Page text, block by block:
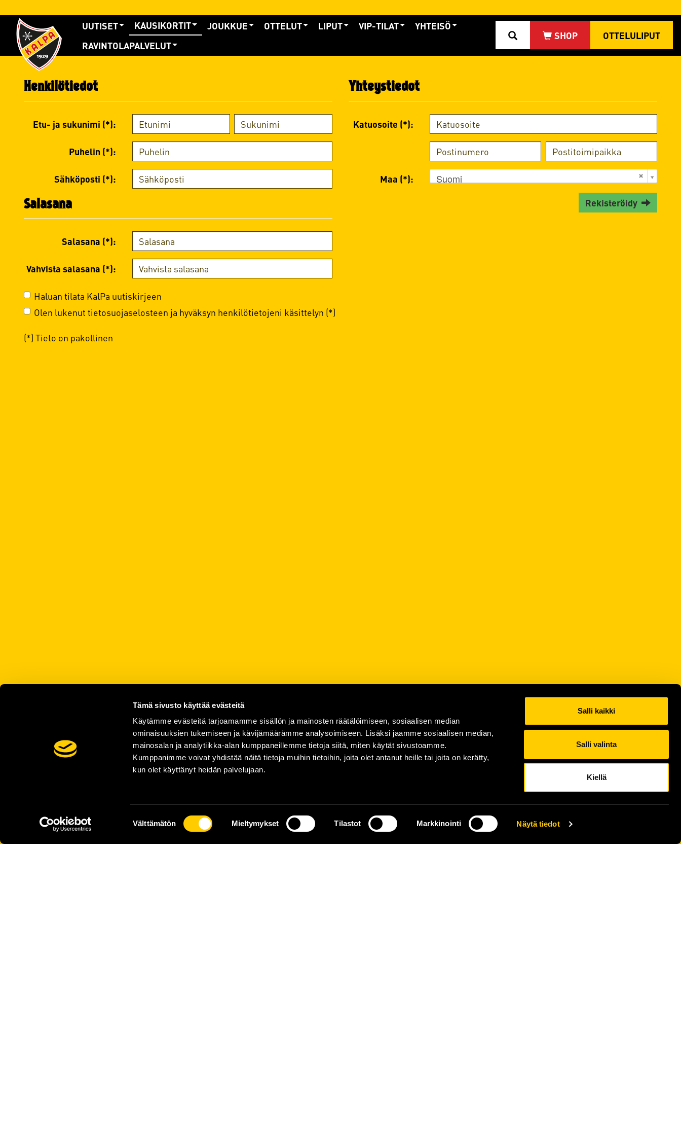
Tämä sivusto käyttää evästeitä
Käytämme evästeitä tarjoamamme sisällön ja mainosten räätälöimiseen, sosiaalisen median
ominaisuuksien tukemiseen ja kävijämäärämme analysoimiseen. Lisäksi jaamme sosiaalisen median,
mainosalan ja analytiikka-alan kumppaneillemme tietoja siitä, miten käytät sivustoamme.
Kumppanimme voivat yhdistää näitä tietoja muihin tietoihin, joita olet antanut heille tai joita on kerätty,
kun olet käyttänyt heidän palvelujaan.
Välttämätön Mieltymykset Tilastot Markkinointi Näytä tiedot
Salli kaikki
Salli valinta
Kiellä
OTTELULIPUT
UUTISET KAUSIKORTIT JOUKKUE OTTELUT LIPUT VIP-TILAT
YHTEISÖ
RAVINTOLAPALVELUT
Henkilötiedot
Etu- ja sukunimi (*):
Puhelin (*):
Sähköposti (*):
Salasana
Salasana (*):
Vahvista salasana (*):
Yhteystiedot
Katuosoite (*):
Maa (*): Suomi
Rekisteröidy
Haluan tilata KalPa uutiskirjeen
Olen lukenut tietosuojaselosteen ja hyväksyn henkilötietojeni käsittelyn (*)
(*) Tieto on pakollinen